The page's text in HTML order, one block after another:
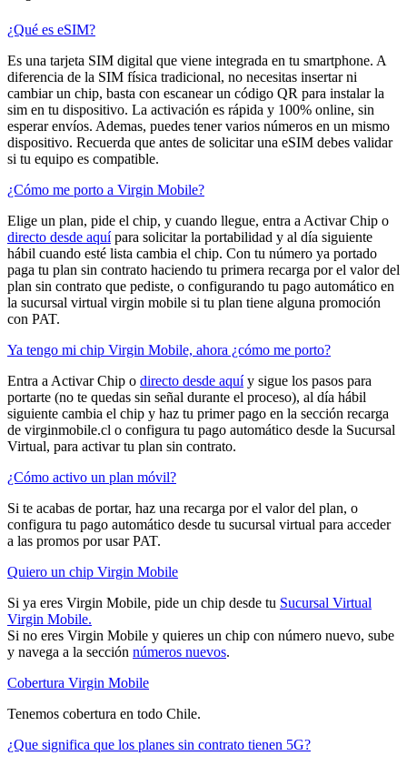
¿Qué es eSIM?
Es una tarjeta SIM digital que viene integrada en tu smartphone. A
diferencia de la SIM física tradicional, no necesitas insertar ni
cambiar un chip, basta con escanear un código QR para instalar la
sim en tu dispositivo. La activación es rápida y 100% online, sin
esperar envíos. Ademas, puedes tener varios números en un mismo
dispositivo. Recuerda que antes de solicitar una eSIM debes validar
si tu equipo es compatible.
¿Cómo me porto a Virgin Mobile?
Elige un plan, pide el chip, y cuando llegue, entra a Activar Chip o
directo desde aquípara solicitar la portabilidad y al día siguiente
hábil cuando esté lista cambia el chip. Con tu número ya portado
paga tu plan sin contrato haciendo tu primera recarga por el valor del
plan sin contrato que pediste, o configurando tu pago automático en
la sucursal virtual virgin mobile si tu plan tiene alguna promoción
con PAT.
Ya tengo mi chip Virgin Mobile, ahora ¿cómo me porto?
Entra a Activar Chip o directo desde aquíy sigue los pasos para
portarte (no te quedas sin señal durante el proceso), al día hábil
siguiente cambia el chip y haz tu primer pago en la sección recarga
de virginmobile.cl o configura tu pago automático desde la Sucursal
Virtual, para activar tu plan sin contrato.
¿Cómo activo un plan móvil?
Si te acabas de portar, haz una recarga por el valor del plan, o
configura tu pago automático desde tu sucursal virtual para acceder
a las promos por usar PAT.
Quiero un chip Virgin Mobile
Si ya eres Virgin Mobile, pide un chip desde tu Sucursal Virtual
Virgin Mobile.
Si no eres Virgin Mobile y quieres un chip con número nuevo, sube
y navega a la sección números nuevos.
Cobertura Virgin Mobile
Tenemos cobertura en todo Chile.
¿Que significa que los planes sin contrato tienen 5G?